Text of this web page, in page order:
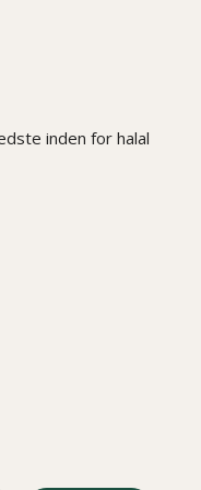
inden for halal